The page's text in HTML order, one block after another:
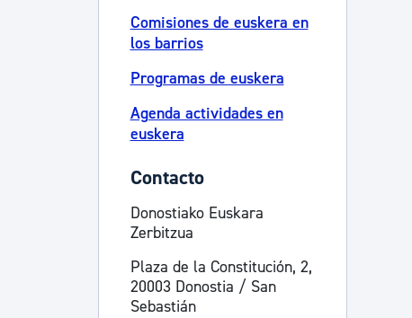
Catálogo de trámites
Comisiones de euskera en
los barrios
Programas de euskera
Agenda actividades en
euskera
Contacto
Donostiako Euskara
Zerbitzua
Plaza de la Constitución, 2,
20003 Donostia / San
Sebastián